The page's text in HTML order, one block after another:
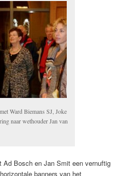
Ward Biemans SJ, Joke
naar wethouder Jan van
Ad Bosch en Jan Smit een vernuftig
banners van het